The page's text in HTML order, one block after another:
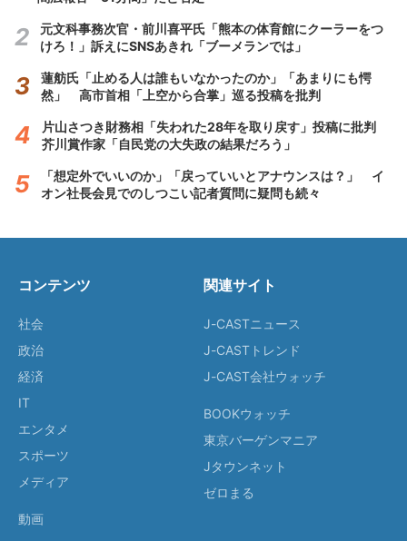
元文科事務次官・前川喜平氏「熊本の体育館にクーラーをつ
けろ！」訴えにSNSあきれ「ブーメランでは」
蓮舫氏「止める人は誰もいなかったのか」「あまりにも愕
然」 高市首相「上空から合掌」巡る投稿を批判
片山さつき財務相「失われた28年を取り戻す」投稿に批判
芥川賞作家「自民党の大失政の結果だろう」
「想定外でいいのか」「戻っていいとアナウンスは？」 イ
オン社長会見でのしつこい記者質問に疑問も続々
コンテンツ
社会
政治
経済
IT
エンタメ
スポーツ
メディア
動画
関連サイト
J-CASTニュース
J-CASTトレンド
J-CAST会社ウォッチ
BOOKウォッチ
東京バーゲンマニア
Jタウンネット
ゼロまる